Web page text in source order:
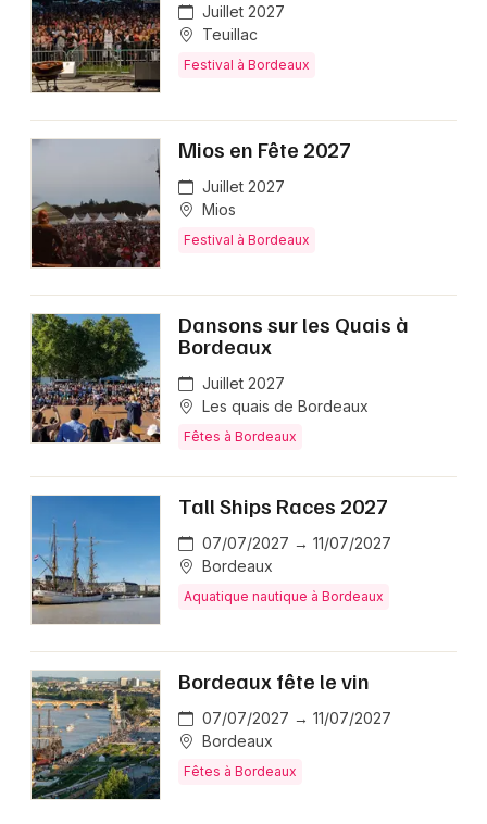
Juillet 2027
Teuillac
Festival à Bordeaux
Mios en Fête 2027
Juillet 2027
Mios
Festival à Bordeaux
Dansons sur les Quais à
Bordeaux
Juillet 2027
Les quais de Bordeaux
Fêtes à Bordeaux
Tall Ships Races 2027
07/07/2027 → 11/07/2027
Bordeaux
Aquatique nautique à Bordeaux
Bordeaux fête le vin
07/07/2027 → 11/07/2027
Bordeaux
Fêtes à Bordeaux